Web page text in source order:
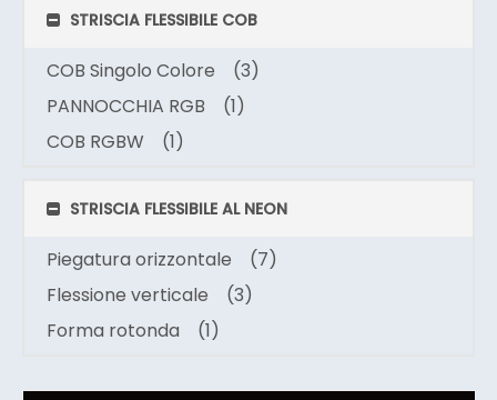
STRISCIA FLESSIBILE COB
COB Singolo Colore
(3)
PANNOCCHIA RGB
(1)
COB RGBW
(1)
STRISCIA FLESSIBILE AL NEON
Piegatura orizzontale
(7)
Flessione verticale
(3)
Forma rotonda
(1)